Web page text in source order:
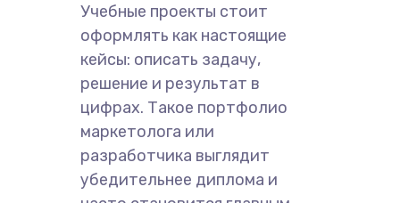
Учебные проекты стоит
оформлять как настоящие
кейсы: описать задачу,
решение и результат в
цифрах. Такое портфолио
маркетолога или
разработчика выглядит
убедительнее диплома и